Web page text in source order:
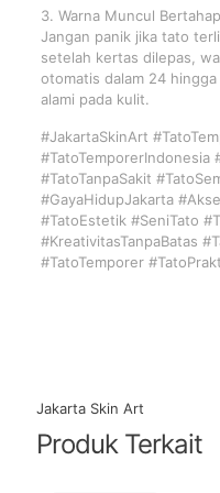
3. Warna Muncul
Jangan panik jika tato
setelah kertas dilepas,
otomatis dalam 24
alami pada kulit.
#JakartaSkinArt
#TatoTemporerIndonesia
#TatoTanpaSakit
#GayaHidupJakarta
#TatoEstetik #SeniTato
#KreativitasTanpaBatas
#TatoTemporer
Jakarta Skin Art
Produk Terkait